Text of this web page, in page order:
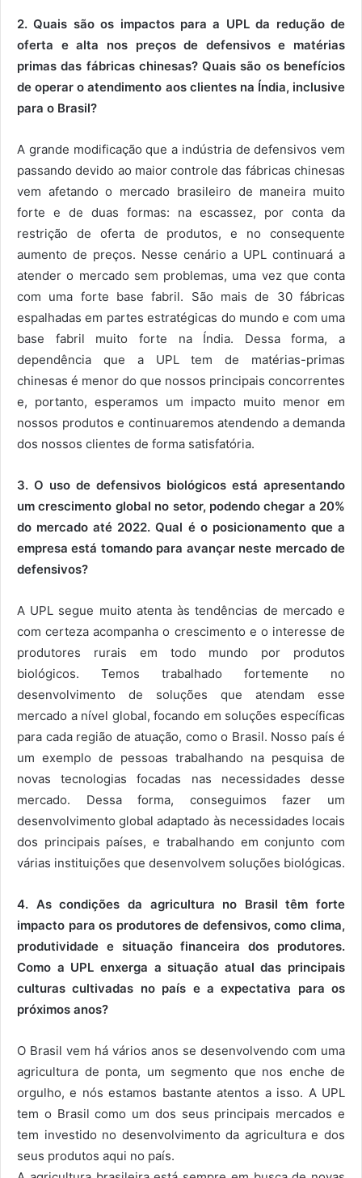
2. Quais são os impactos para a UPL da redução de
oferta e alta nos preços de defensivos e matérias
primas das fábricas chinesas? Quais são os benefícios
de operar o atendimento aos clientes na Índia, inclusive
para o Brasil?
A grande modificação que a indústria de defensivos vem
passando devido ao maior controle das fábricas chinesas
vem afetando o mercado brasileiro de maneira muito
forte e de duas formas: na escassez, por conta da
restrição de oferta de produtos, e no consequente
aumento de preços. Nesse cenário a UPL continuará a
atender o mercado sem problemas, uma vez que conta
com uma forte base fabril. São mais de 30 fábricas
espalhadas em partes estratégicas do mundo e com uma
base fabril muito forte na Índia. Dessa forma, a
dependência que a UPL tem de matérias-primas
chinesas é menor do que nossos principais concorrentes
e, portanto, esperamos um impacto muito menor em
nossos produtos e continuaremos atendendo a demanda
dos nossos clientes de forma satisfatória.
3. O uso de defensivos biológicos está apresentando
um crescimento global no setor, podendo chegar a 20%
do mercado até 2022. Qual é o posicionamento que a
empresa está tomando para avançar neste mercado de
defensivos?
A UPL segue muito atenta às tendências de mercado e
com certeza acompanha o crescimento e o interesse de
produtores rurais em todo mundo por produtos
biológicos. Temos trabalhado fortemente no
desenvolvimento de soluções que atendam esse
mercado a nível global, focando em soluções específicas
para cada região de atuação, como o Brasil. Nosso país é
um exemplo de pessoas trabalhando na pesquisa de
novas tecnologias focadas nas necessidades desse
mercado. Dessa forma, conseguimos fazer um
desenvolvimento global adaptado às necessidades locais
dos principais países, e trabalhando em conjunto com
várias instituições que desenvolvem soluções biológicas.
4. As condições da agricultura no Brasil têm forte
impacto para os produtores de defensivos, como clima,
produtividade e situação financeira dos produtores.
Como a UPL enxerga a situação atual das principais
culturas cultivadas no país e a expectativa para os
próximos anos?
O Brasil vem há vários anos se desenvolvendo com uma
agricultura de ponta, um segmento que nos enche de
orgulho, e nós estamos bastante atentos a isso. A UPL
tem o Brasil como um dos seus principais mercados e
tem investido no desenvolvimento da agricultura e dos
seus produtos aqui no país.